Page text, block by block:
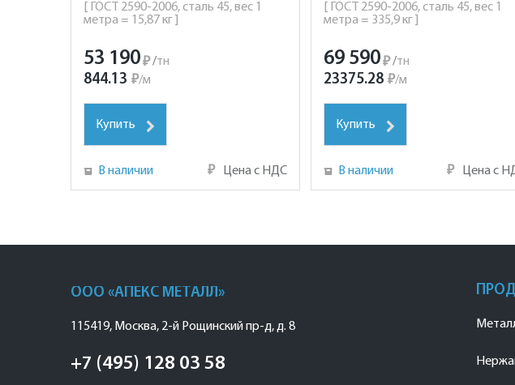
[ ГОСТ 2590-2006, сталь 45, вес 1
метра = 15,87 кг ]
53 190₽ /тн
844.13 ₽/м
Купить
В наличии ₽ Цена с НДС
[ ГОСТ 2590-2006, сталь 45, вес 1
метра = 335,9 кг ]
69 590 ₽ /тн
23375.28 ₽/м
Купить
В наличии ₽ Цена с
ООО «АПЕКС МЕТАЛЛ»
115419, Москва, 2-й Рощинский пр-д, д. 8
+7 (495) 128 03 58